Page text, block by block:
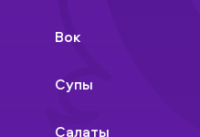
Вок
Супы
Салаты